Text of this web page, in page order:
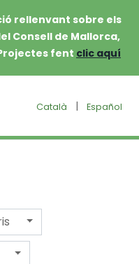
rellenvant sobre els
Consell de Mallorca,
fent clic aquí
Català | Español